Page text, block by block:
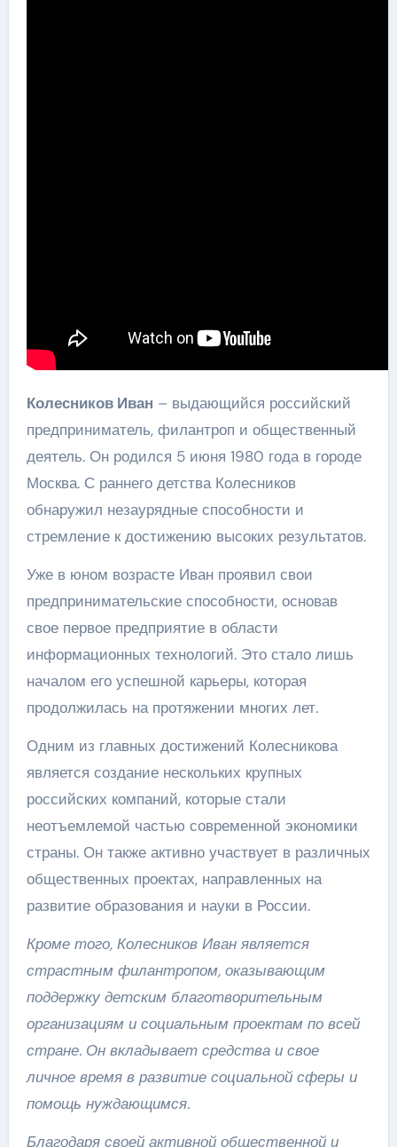
Колесников Иван – выдающийся российский
предприниматель, филантроп и общественный
деятель. Он родился 5 июня 1980 года в городе
Москва. С раннего детства Колесников
обнаружил незаурядные способности и
стремление к достижению высоких результатов.
Уже в юном возрасте Иван проявил свои
предпринимательские способности, основав
свое первое предприятие в области
информационных технологий. Это стало лишь
началом его успешной карьеры, которая
продолжилась на протяжении многих лет.
Одним из главных достижений Колесникова
является создание нескольких крупных
российских компаний, которые стали
неотъемлемой частью современной экономики
страны. Он также активно участвует в различных
общественных проектах, направленных на
развитие образования и науки в России.
Кроме того, Колесников Иван является
страстным филантропом, оказывающим
поддержку детским благотворительным
организациям и социальным проектам по всей
стране. Он вкладывает средства и свое
личное время в развитие социальной сферы и
помощь нуждающимся.
Благодаря своей активной общественной и